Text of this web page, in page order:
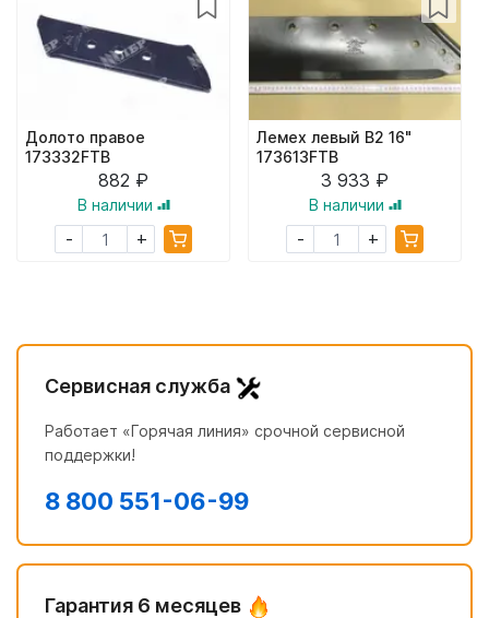
Долото правое
173332FTB
882 ₽
В наличии
- +
Лемех левый B2 16"
173613FTB
3 933 ₽
В наличии
- +
Сервисная служба
Работает «Горячая линия» срочной сервисной
поддержки!
8 800 551-06-99
Гарантия 6 месяцев